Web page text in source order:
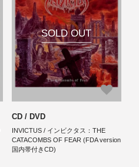
SOLD OUT
CD / DVD
INVICTUS / インビクタス：THE
CATACOMBS OF FEAR (FDA version
国内帯付きCD)